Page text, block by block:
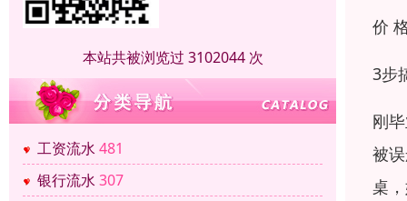
本站共被浏览过 3102044 次
工资流水 481
银行流水 307
价
3步
刚
被
桌